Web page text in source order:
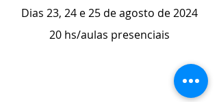
Dias 23, 24 e 25 de agosto de 2024
20 hs/aulas presenciais
ESCOLA CASA DE TEATRO
- whatsapp